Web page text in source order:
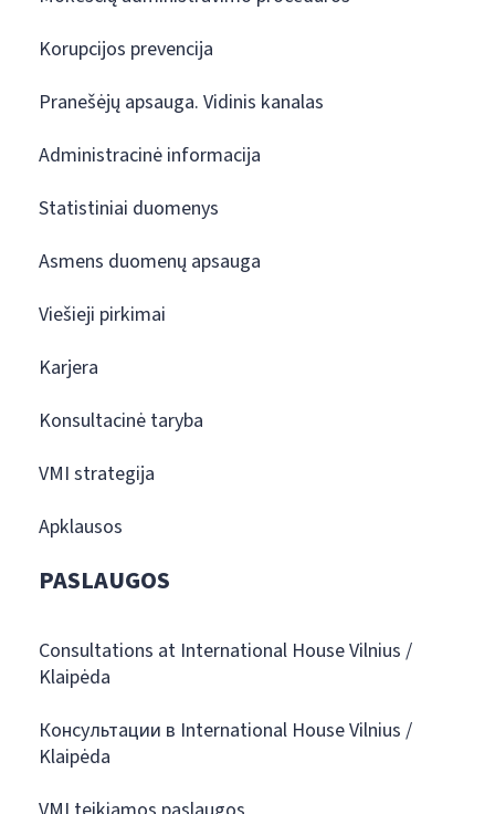
Korupcijos prevencija
Pranešėjų apsauga. Vidinis kanalas
Administracinė informacija
Statistiniai duomenys
Asmens duomenų apsauga
Viešieji pirkimai
Karjera
Konsultacinė taryba
VMI strategija
Apklausos
PASLAUGOS
Consultations at International House Vilnius /
Klaipėda
Консультации в International House Vilnius /
Klaipėda